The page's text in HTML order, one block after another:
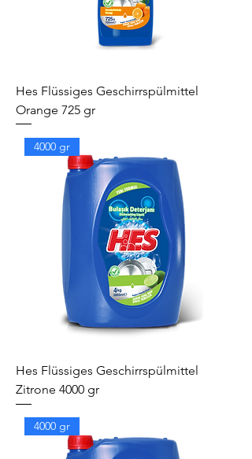
Hes Flüssiges Geschirrspülmittel
Orange 725 gr
4000 gr
Hes Flüssiges Geschirrspülmittel
Zitrone 4000 gr
4000 gr